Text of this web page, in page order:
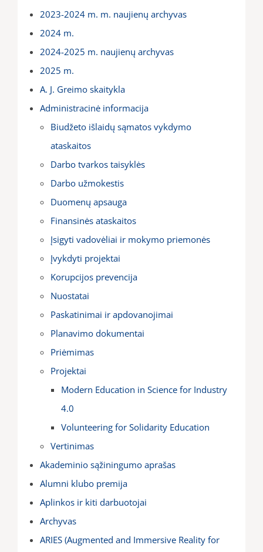
2023-2024 m. m. naujienų archyvas
2024 m.
2024-2025 m. naujienų archyvas
2025 m.
A. J. Greimo skaitykla
Administracinė informacija
Biudžeto išlaidų sąmatos vykdymo
ataskaitos
Darbo tvarkos taisyklės
Darbo užmokestis
Duomenų apsauga
Finansinės ataskaitos
Įsigyti vadovėliai ir mokymo priemonės
Įvykdyti projektai
Korupcijos prevencija
Nuostatai
Paskatinimai ir apdovanojimai
Planavimo dokumentai
Priėmimas
Projektai
Modern Education in Science for Industry
4.0
Volunteering for Solidarity Education
Vertinimas
Akademinio sąžiningumo aprašas
Alumni klubo premija
Aplinkos ir kiti darbuotojai
Archyvas
ARIES (Augmented and Immersive Reality for